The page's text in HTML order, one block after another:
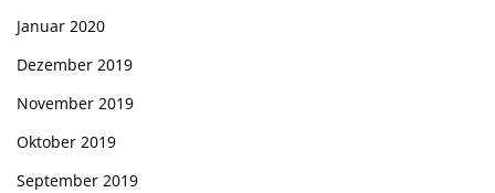
Januar 2020
Dezember 2019
November 2019
Oktober 2019
September 2019